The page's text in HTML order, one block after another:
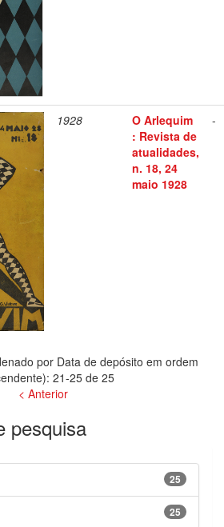
1928
O Arlequim
: Revista de
atualidades,
n. 18, 24
maio 1928
-
por Data de depósito em ordem
21-25 de 25
< Anterior
pesquisa
25
25